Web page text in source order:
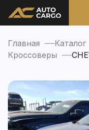
Главная Каталог
Кроссоверы